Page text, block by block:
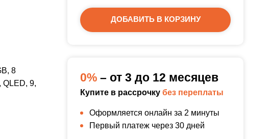
8
QLED, 9,
ДОБАВИТЬ В КОРЗИНУ
0% – от 3 до 12 месяцев
Купите в рассрочку без переплаты
Оформляется онлайн за 2 минуты
Первый платеж через 30 дней